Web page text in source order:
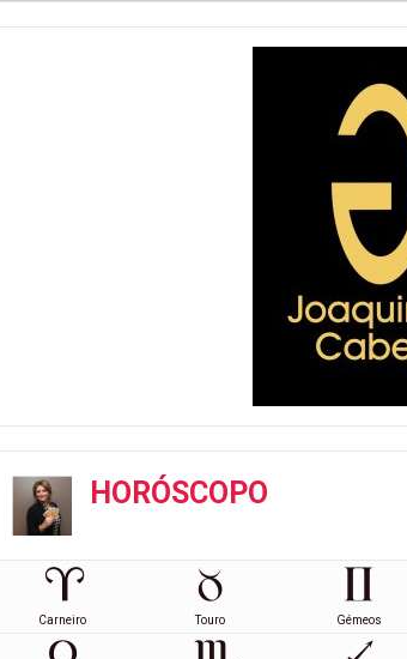
HORÓSCOPO
Carneiro Touro Gémeos